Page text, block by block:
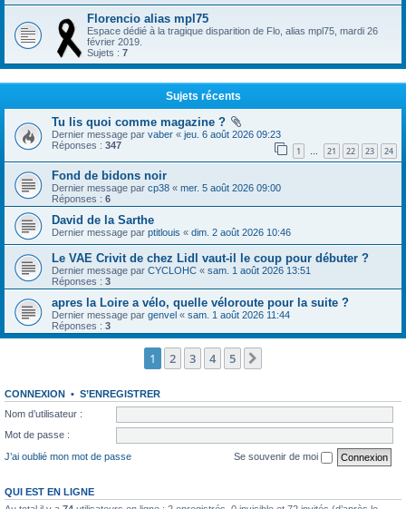
Florencio alias mpl75
Espace dédié à la tragique disparition de Flo, alias mpl75, mardi 26
février 2019.
Sujets : 7
Sujets récents
Tu lis quoi comme magazine ?
Dernier message par vaber « jeu. 6 août 2026 09:23
Réponses : 347 1 … 21 22 23 24
Fond de bidons noir
Dernier message par cp38 « mer. 5 août 2026 09:00
Réponses : 6
David de la Sarthe
Dernier message par ptitlouis « dim. 2 août 2026 10:46
Le VAE Crivit de chez Lidl vaut-il le coup pour débuter ?
Dernier message par CYCLOHC « sam. 1 août 2026 13:51
Réponses : 3
apres la Loire a vélo, quelle véloroute pour la suite ?
Dernier message par genvel « sam. 1 août 2026 11:44
Réponses : 3
1 2 3 4 5
CONNEXION • S’ENREGISTRER
Nom d’utilisateur :
Mot de passe :
J’ai oublié mon mot de passe
Se souvenir de moi
QUI EST EN LIGNE